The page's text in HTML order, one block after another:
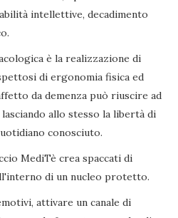
intellettive, decadimento
è la realizzazione di
di ergonomia fisica ed
da demenza può riuscire ad
allo stesso la libertà di
conosciuto.
MediTè crea spaccati di
di un nucleo protetto.
attivare un canale di